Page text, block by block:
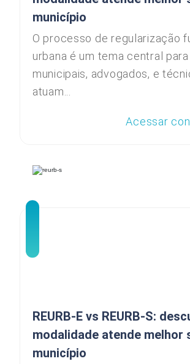
município
O processo de regularização
urbana é um tema central
municipais, advogados, e
atuam...
Acessar
REURB-E vs REURB-S:
modalidade atende melhor
município